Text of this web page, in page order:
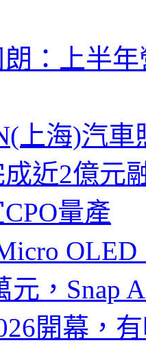
：上半
上海)汽
近2億元
量產
元，Snap
開幕，